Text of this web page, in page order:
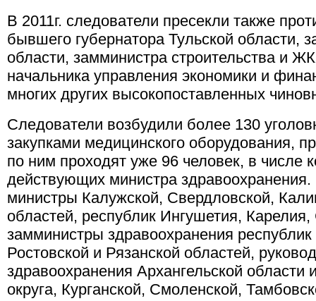
В 2011г. следователи пресекли также
бывшего губернатора Тульской области,
области, замминистра строительства и
начальника управления экономики и
многих других высокопоставленных
Следователи возбудили более 130
закупками медицинского оборудования,
по ним проходят уже 96 человек, в числе
действующих министра
министры Калужской, Свердловской,
областей, республик Ингушетия,
замминистры здравоохранения
Ростовской и Рязанской областей,
здравоохранения Архангельской области
округа, Курганской, Смоленской,